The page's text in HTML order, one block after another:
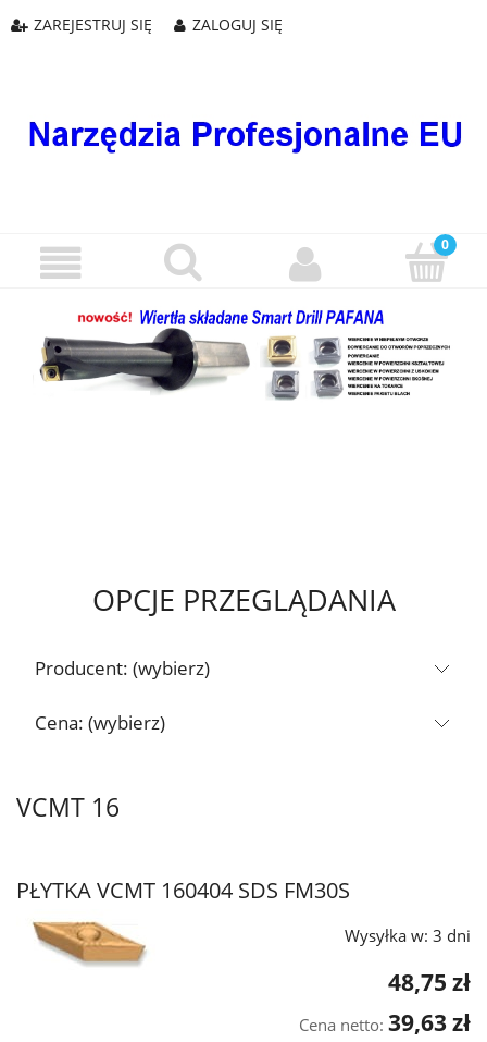
ZAREJESTRUJ SIĘ ZALOGUJ SIĘ
OPCJE PRZEGLĄDANIA
Producent: (wybierz)
Cena: (wybierz)
VCMT 16
PŁYTKA VCMT 160404 SDS FM30S
Wysyłka w: 3 dni
48,75 zł
Cena netto: 39,63 zł